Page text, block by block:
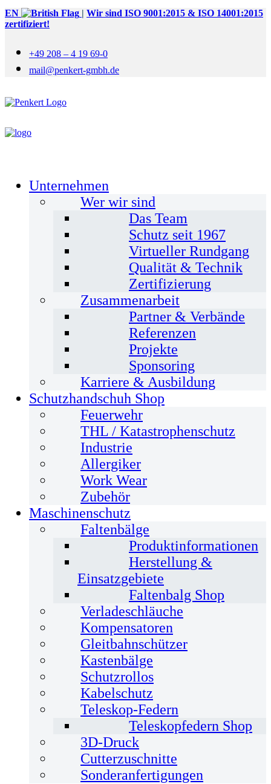
EN | Wir sind ISO 9001:2015 & ISO 14001:2015
zertifiziert!
+49 208 – 4 19 69-0
mail@penkert-gmbh.de
Unternehmen
Wer wir sind
Das Team
Schutz seit 1967
Virtueller Rundgang
Qualität & Technik
Zertifizierung
Zusammenarbeit
Partner & Verbände
Referenzen
Projekte
Sponsoring
Karriere & Ausbildung
Schutzhandschuh Shop
Feuerwehr
THL / Katastrophenschutz
Industrie
Allergiker
Work Wear
Zubehör
Maschinenschutz
Faltenbälge
Produktinformationen
Herstellung &
Einsatzgebiete
Faltenbalg Shop
Verladeschläuche
Kompensatoren
Gleitbahnschützer
Kastenbälge
Schutzrollos
Kabelschutz
Teleskop-Federn
Teleskopfedern Shop
3D-Druck
Cutterzuschnitte
Sonderanfertigungen